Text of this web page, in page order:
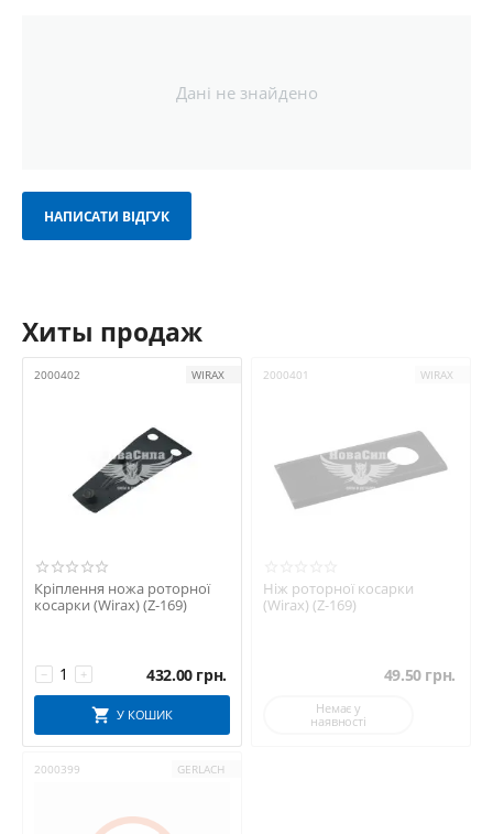
Дані не знайдено
НАПИСАТИ ВІДГУК
Хиты продаж
2000402 WIRAX
Кріплення ножа роторної
косарки (Wirax) (Z-169)
+
− 432.00 грн.
У КОШИК
2000401 WIRAX
Ніж роторної косарки
(Wirax) (Z-169)
49.50 грн.
Немає у
наявності
2000399 GERLACH